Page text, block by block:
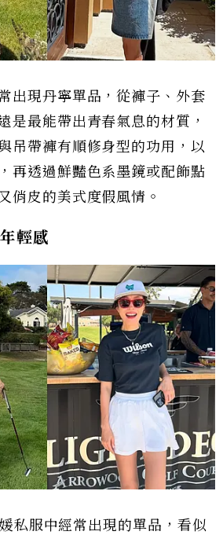
出現丹寧單品，從褲子、外套
是最能帶出青春氣息的材質，
吊帶褲有順修身型的功用，以
再透過鮮豔色系墨鏡或配飾點
俏皮的美式度假風情。
輕感
私服中經常出現的單品，看似